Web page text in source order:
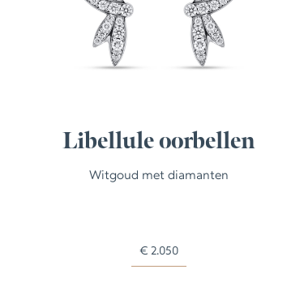
Libellule oorbellen
Witgoud met diamanten
€ 2.050